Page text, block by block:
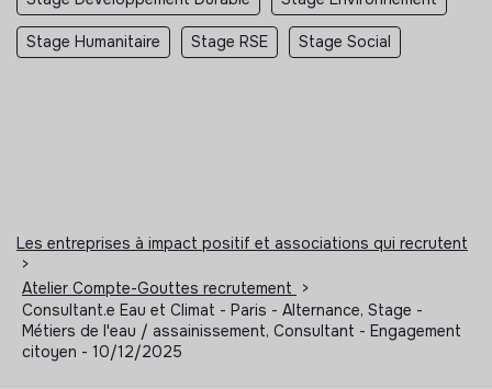
Stage Humanitaire Stage RSE Stage Social
Les entreprises à impact positif et associations qui recrutent
>
Atelier Compte-Gouttes recrutement
>
Consultant.e Eau et Climat - Paris - Alternance, Stage -
Métiers de l'eau / assainissement, Consultant - Engagement
citoyen - 10/12/2025